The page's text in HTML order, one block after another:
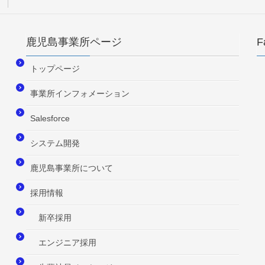
鹿児島事業所ページ
トップページ
事業所インフォメーション
Salesforce
システム開発
鹿児島事業所について
採用情報
新卒採用
エンジニア採用